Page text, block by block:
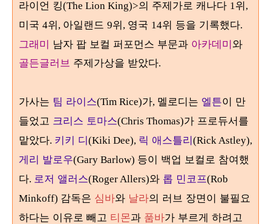
라이언 킹(The Lion King)>의 주제가로 캐나다 1위,
미국 4위, 아일랜드 9위, 영국 14위 등을 기록했다.
그래미 남자 팝 보컬 퍼포먼스 부문과 아카데미와
골든글러브 주제가상을 받았다.
가사는 팀 라이스(Tim Rice)가, 멜로디는 엘튼이 만
들었고 크리스 토마스(Chris Thomas)가 프로듀서를
맡았다. 키키 디(Kiki Dee), 릭 애스틀리(Rick Astley),
게리 발로우(Gary Barlow) 등이 백업 보컬로 참여했
다. 로저 앨러스(Roger Allers)와 롭 민코프(Rob
Minkoff) 감독은 심바와 날라의 러브 장면이 불필요
하다는 이유로 빼고 티몬과 품바가 부르게 하려고